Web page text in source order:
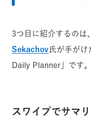
3つ目に紹介するのは
Sekachov 氏が手がけ
Daily Planner」です。
スワイプでサマ